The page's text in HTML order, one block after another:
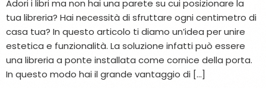
Adori i libri ma non hai una parete su cui posizionare la
tua libreria? Hai necessità di sfruttare ogni centimetro di
casa tua? In questo articolo ti diamo un’idea per unire
estetica e funzionalità. La soluzione infatti può essere
una libreria a ponte installata come cornice della porta.
In questo modo hai il grande vantaggio di […]